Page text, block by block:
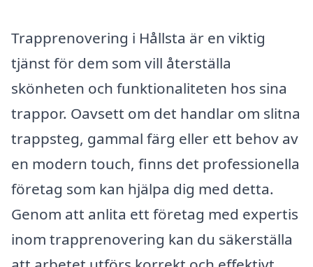
Trapprenovering i Hållsta är en viktig
tjänst för dem som vill återställa
skönheten och funktionaliteten hos sina
trappor. Oavsett om det handlar om slitna
trappsteg, gammal färg eller ett behov av
en modern touch, finns det professionella
företag som kan hjälpa dig med detta.
Genom att anlita ett företag med expertis
inom trapprenovering kan du säkerställa